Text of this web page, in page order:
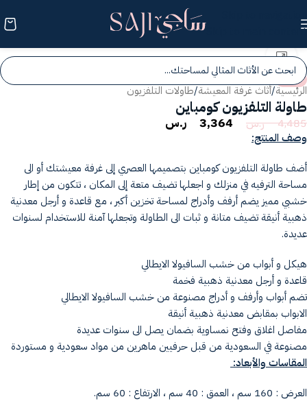
Skip to main content
-25%
انقر للتكبير
الرئيسية/أثاث غرفة المعيشة/طاولات التلفزيون
طاولة التلفزيون كومباين
4,485 ر.س 3,364 ر.س
وصف المنتج:
أضف طاولة التلفزيون كومباين بتصميمها العصري إلى غرفة معيشتك أو الى
مساحة الترفيه في منزلك و اجعلها تضيف متعة إلى المكان ، تتكون من إطار
خشبي مميز يضم أرفف وأدراج لمساحة تخزين أكبر ، مع قاعدة و أرجل معدنية
ذهبية أنيقة تضيف متانة و ثبات الى الطاولة وتجعلها آمنة للاستخدام لسنوات
عديدة.
هيكل و أبواب من خشب السافيولا الايطالي
قاعدة و أرجل معدنية ذهبية فخمة
تضم أبواب وأرفف و أدراج مصنوعة من خشب السافيولا الايطالي
الابواب بمقابض معدنية ذهبية أنيقة
مفاصل اغلاق وفتح نمساوية بضمان يصل الى سنوات عديدة
مصنوعة في السعودية من قبل حرفيين ماهرين من مواد سعودية و مستوردة
المقاسات والأبعاد:
العرض : 160 سم ، العمق : 40 سم ، الارتفاع : 60 سم.